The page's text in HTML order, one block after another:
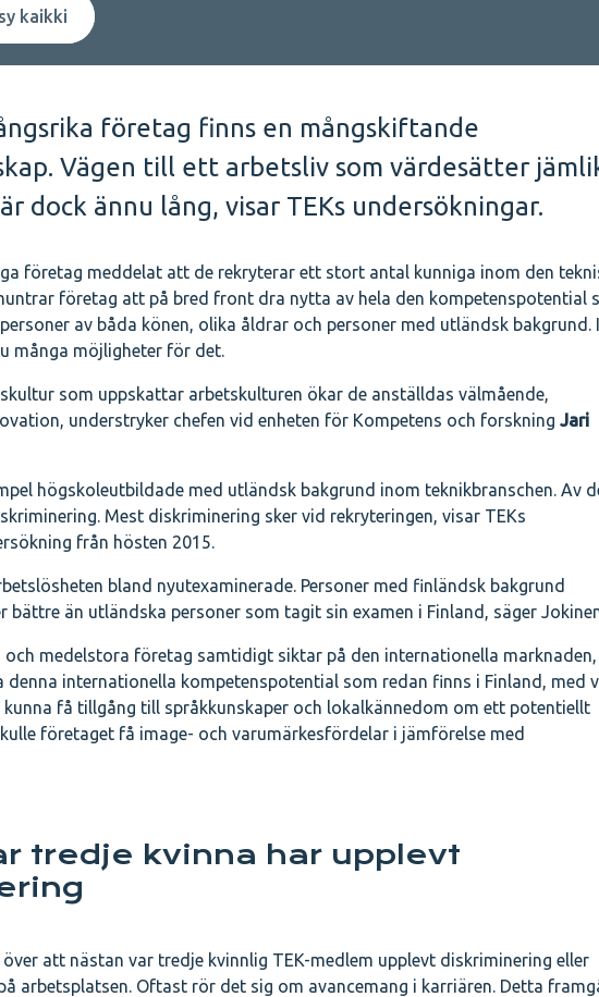
kaikki
företag finns en mångskiftande
Vägen till ett arbetsliv som värdesätter
dock ännu lång, visar TEKs undersökningar.
företag meddelat att de rekryterar ett stort antal kunniga inom den
företag att på bred front dra nytta av hela den kompetenspotential
av båda könen, olika åldrar och personer med utländsk bakgrund. I
många möjligheter för det.
som uppskattar arbetskulturen ökar de anställdas välmående,
understryker chefen vid enheten för Kompetens och forskning Jari
högskoleutbildade med utländsk bakgrund inom teknikbranschen. Av
Mest diskriminering sker vid rekryteringen, visar TEKs
från hösten 2015.
bland nyutexaminerade. Personer med finländsk bakgrund
bättre än utländska personer som tagit sin examen i Finland, säger
och medelstora företag samtidigt siktar på den internationella
internationella kompetenspotential som redan finns i Finland, med
få tillgång till språkkunskaper och lokalkännedom om ett potentiellt
företaget få image- och varumärkesfördelar i jämförelse med
tredje kvinna har upplevt
att nästan var tredje kvinnlig TEK-medlem upplevt diskriminering eller
arbetsplatsen. Oftast rör det sig om avancemang i karriären. Detta